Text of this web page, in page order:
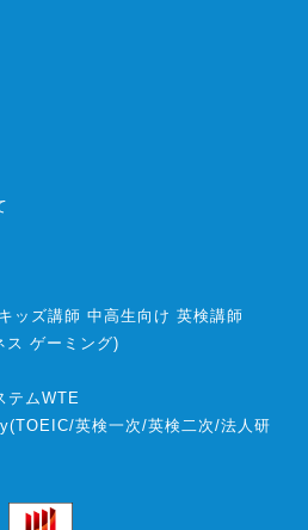
キッズ講師 中高生向け 英検講師
ス ゲーミング)
テムWTE
(TOEIC/英検一次/英検二次/法人研